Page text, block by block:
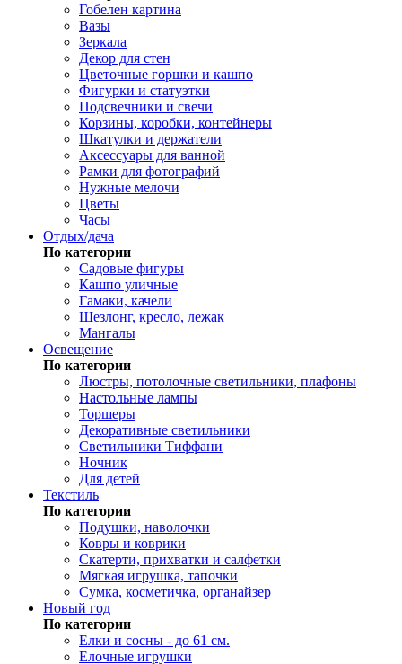
Гобелен картина
Вазы
Зеркала
Декор для стен
Цветочные горшки и кашпо
Фигурки и статуэтки
Подсвечники и свечи
Корзины, коробки, контейнеры
Шкатулки и держатели
Аксессуары для ванной
Рамки для фотографий
Нужные мелочи
Цветы
Часы
Отдых/дача
По категории
Садовые фигуры
Кашпо уличные
Гамаки, качели
Шезлонг, кресло, лежак
Мангалы
Освещение
По категории
Люстры, потолочные светильники, плафоны
Настольные лампы
Торшеры
Декоративные светильники
Светильники Тиффани
Ночник
Для детей
Текстиль
По категории
Подушки, наволочки
Ковры и коврики
Скатерти, прихватки и салфетки
Мягкая игрушка, тапочки
Сумка, косметичка, органайзер
Новый год
По категории
Елки и сосны - до 61 см.
Елочные игрушки